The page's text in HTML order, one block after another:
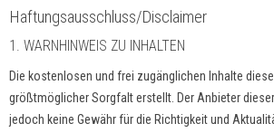
Haftungsausschluss/Disclaimer
1. WARNHINWEIS ZU INHALTEN
Die kostenlosen und frei zugänglichen Inhalte
größtmöglicher Sorgfalt erstellt. Der Anbieter
jedoch keine Gewähr für die Richtigkeit und